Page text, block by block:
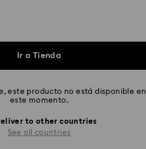
Ir a Tienda
este producto no está disponible en
este momento.
to other countries
See all countries